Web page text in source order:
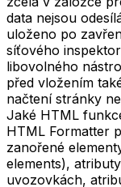
data nejsou
uloženo po
síťového
libovolného
před vložením
načtení stránky
Jaké HTML
HTML Formatter
zanořené
elements),
uvozovkách,